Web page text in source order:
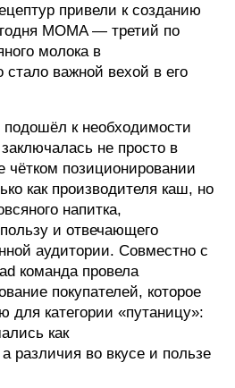
привели к созданию
MOMA — третий по
молока в
стало важной вехой в его
к необходимости
не просто в
чётком позиционировании
как производителя каш, но
напитка,
и отвечающего
аудитории. Совместно с
команда провела
покупателей, которое
для категории «путаницу»:
как
различия во вкусе и пользе